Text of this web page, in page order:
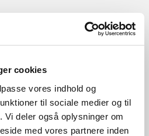
cookies
vores indhold og
til sociale medier og til
deler også oplysninger om
med vores partnere inden